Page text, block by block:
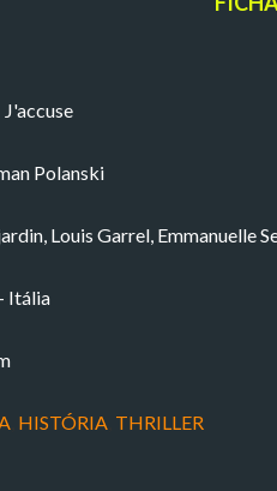
J'accuse
Polanski
Louis Garrel, Emmanuelle
Itália
, HISTÓRIA, THRILLER